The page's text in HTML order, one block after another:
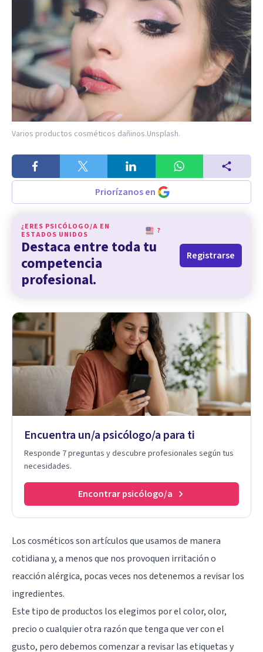
Varios productos cosméticos dañinos.Unsplash.
Priorízanos en
¿ERES PSICÓLOGO/A EN
ESTADOS UNIDOS
?
Destaca entre toda tu
competencia
profesional.
Registrarse
Encuentra un/a psicólogo/a para ti
Responde 7 preguntas y descubre profesionales según tus
necesidades.
Encontrar psicólogo/a
Los cosméticos son artículos que usamos de manera
cotidiana y, a menos que nos provoquen irritación o
reacción alérgica, pocas veces nos detenemos a revisar los
ingredientes.
Este tipo de productos los elegimos por el color, olor,
precio o cualquier otra razón que tenga que ver con el
gusto, pero debemos comenzar a revisar las etiquetas y